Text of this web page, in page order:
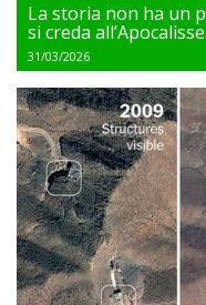
La storia non ha un
si creda all’Apocalisse.
31/03/2026